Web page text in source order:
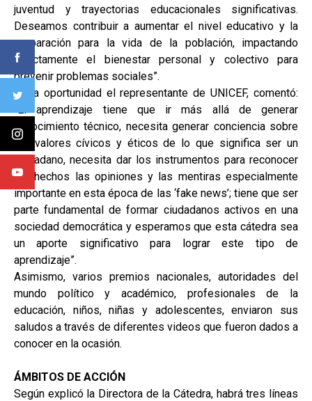
juventud y trayectorias educacionales significativas.
Deseamos contribuir a aumentar el nivel educativo y la
preparación para la vida de la población, impactando
directamente el bienestar personal y colectivo para
prevenir problemas sociales”.
En la oportunidad el representante de UNICEF, comentó:
“El aprendizaje tiene que ir más allá de generar
conocimiento técnico, necesita generar conciencia sobre
los valores cívicos y éticos de lo que significa ser un
ciudadano, necesita dar los instrumentos para reconocer
los hechos las opiniones y las mentiras especialmente
importante en esta época de las ‘fake news’; tiene que ser
parte fundamental de formar ciudadanos activos en una
sociedad democrática y esperamos que esta cátedra sea
un aporte significativo para lograr este tipo de
aprendizaje”.
Asimismo, varios premios nacionales, autoridades del
mundo político y académico, profesionales de la
educación, niños, niñas y adolescentes, enviaron sus
saludos a través de diferentes videos que fueron dados a
conocer en la ocasión.
ÁMBITOS DE ACCIÓN
Según explicó la Directora de la Cátedra, habrá tres líneas